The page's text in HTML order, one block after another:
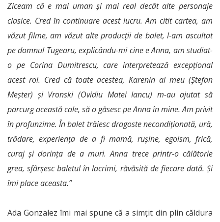
Ziceam că e mai uman și mai real decât alte personaje
clasice. Cred în continuare acest lucru. Am citit cartea, am
văzut filme, am văzut alte producții de balet, l-am ascultat
pe domnul Tugearu, explicându-mi cine e Anna, am studiat-
o pe Corina Dumitrescu, care interpretează excepțional
acest rol. Cred că toate acestea, Karenin al meu (Ștefan
Meșter) și Vronski (Ovidiu Matei Iancu) m-au ajutat să
parcurg această cale, să o găsesc pe Anna în mine. Am privit
în profunzime. În balet trăiesc dragoste necondiționată, ură,
trădare, experiența de a fi mamă, rușine, egoism, frică,
curaj și dorința de a muri. Anna trece printr-o călătorie
grea, sfârșesc baletul în lacrimi, răvăsită de fiecare dată. Și
îmi place aceasta.”
Ada Gonzalez îmi mai spune că a simțit din plin căldura